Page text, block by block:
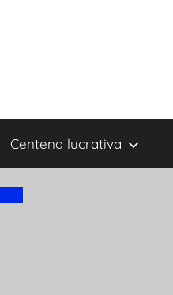
Centena lucrativa